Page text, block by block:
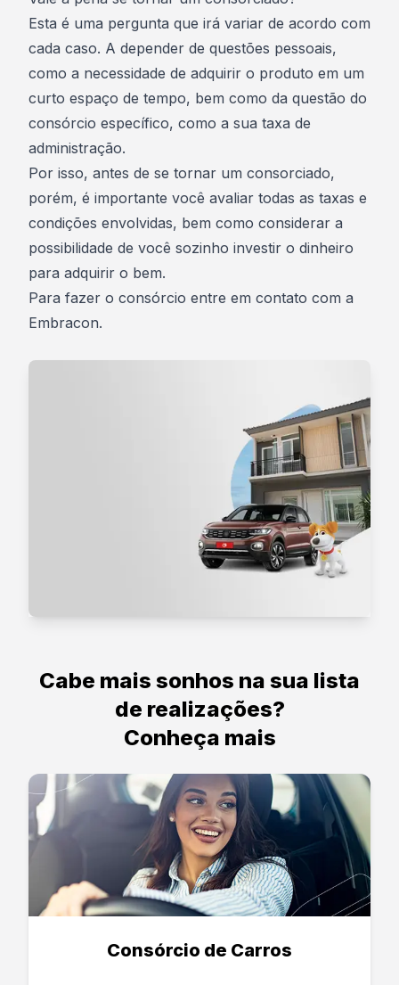
Esta é uma pergunta que irá variar de acordo com
cada caso. A depender de questões pessoais,
como a necessidade de adquirir o produto em um
curto espaço de tempo, bem como da questão do
consórcio específico, como a sua taxa de
administração.
Por isso, antes de se tornar um consorciado,
porém, é importante você avaliar todas as taxas e
condições envolvidas, bem como considerar a
possibilidade de você sozinho investir o dinheiro
para adquirir o bem.
Para fazer o consórcio entre em contato com a
Embracon.
Cabe mais sonhos na sua lista
de realizações?
Conheça mais
Consórcio de Carros